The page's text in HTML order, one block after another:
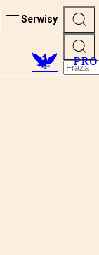
Serwisy
PRO